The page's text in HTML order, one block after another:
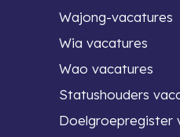
Wajong-vacatures
Wia vacatures
Wao vacatures
Statushouders
Doelgroepregister